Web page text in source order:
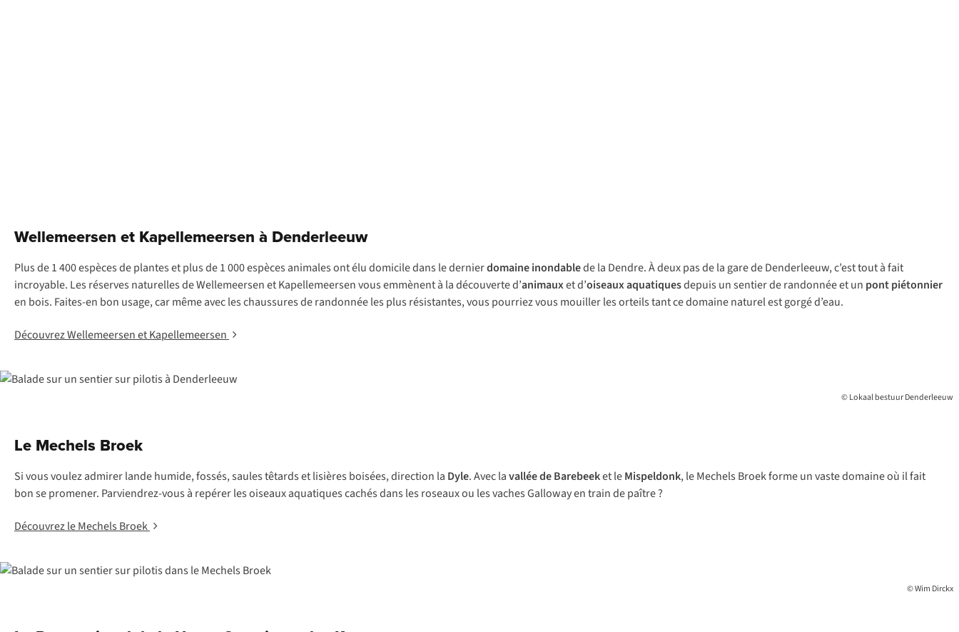
Wellemeersen et Kapellemeersen à Denderleeuw
Plus de 1 400 espèces de plantes et plus de 1 000 espèces animales ont élu domicile dans le dernierdomaine inondablede la Dendre. À deux pas de la gare de Denderleeuw, c’est tout à fait
incroyable. Les réserves naturelles de Wellemeersen et Kapellemeersen vous emmènent à la découverte d’animauxet d’oiseaux aquatiquesdepuis un sentier de randonnée et un pont piétonnier
en bois. Faites-en bon usage, car même avec les chaussures de randonnée les plus résistantes, vous pourriez vous mouiller les orteils tant ce domaine naturel est gorgé d’eau.
Découvrez Wellemeersen et Kapellemeersen
© Lokaal bestuur Denderleeuw
Le Mechels Broek
Si vous voulez admirer lande humide, fossés, saules têtards et lisières boisées, direction la Dyle. Avec lavallée de Barebeeket leMispeldonk, le Mechels Broek forme un vaste domaine où il fait
bon se promener. Parviendrez-vous à repérer les oiseaux aquatiques cachés dans les roseaux ou les vaches Galloway en train de paître ?
Découvrez le Mechels Broek
© Wim Dirckx